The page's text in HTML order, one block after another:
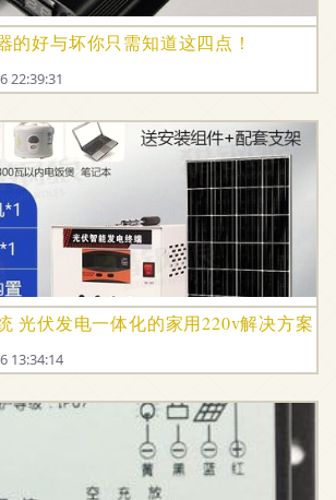
的好与坏你只需知道这四点！
22:39:31
光伏发电一体化的家用220v解决方案
13:34:14